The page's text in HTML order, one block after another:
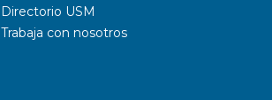
Directorio USM
Trabaja con nosotros